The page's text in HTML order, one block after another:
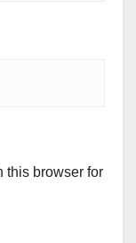
this browser for